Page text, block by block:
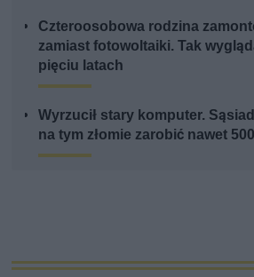
Czteroosobowa rodzina
zamiast fotowoltaiki. Tak
pięciu latach
Wyrzucił stary komputer.
na tym złomie zarobić nawet 500